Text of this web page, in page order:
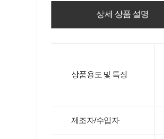
상세 상품 설명
상품용도 및 특징
제조자/수입자